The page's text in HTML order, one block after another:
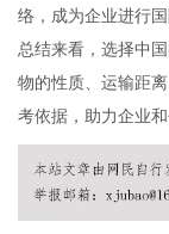
络，成为企业进行
总结来看，选择中
物的性质、运输距
考依据，助力企业